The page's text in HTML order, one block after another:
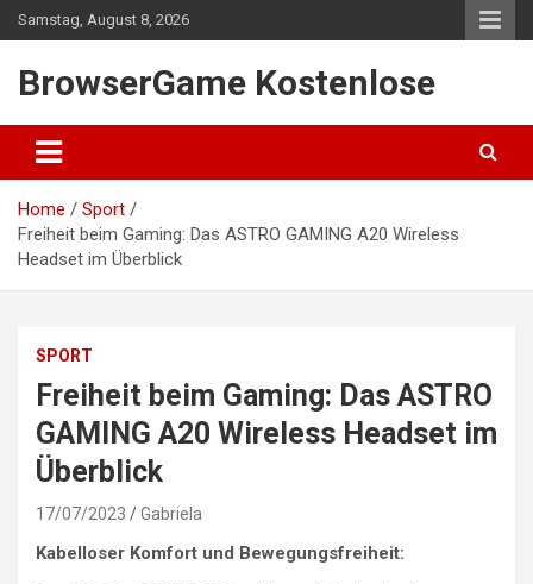
Skip
to
Samstag, August 8, 2026
BrowserGame Kostenlose
Home
Sport
Freiheit beim Gaming: Das ASTRO GAMING A20 Wireless
Headset im Überblick
SPORT
Freiheit beim Gaming: Das ASTRO
GAMING A20 Wireless Headset im
Überblick
17/07/2023 Gabriela
Kabelloser Komfort und Bewegungsfreiheit: